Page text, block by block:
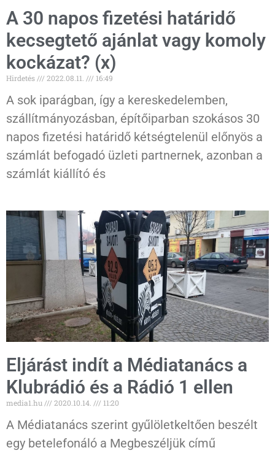
A 30 napos fizetési határidő
kecsegtető ajánlat vagy komoly
kockázat? (x)
Hirdetés 2022.08.11. 16:49
A sok iparágban, így a kereskedelemben,
szállítmányozásban, építőiparban szokásos 30
napos fizetési határidő kétségtelenül előnyös a
számlát befogadó üzleti partnernek, azonban a
számlát kiállító és
Eljárást indít a Médiatanács a
Klubrádió és a Rádió 1 ellen
media1.hu 2020.10.14. 11:20
A Médiatanács szerint gyűlöletkeltően beszélt
egy betelefonáló a Megbeszéljük című